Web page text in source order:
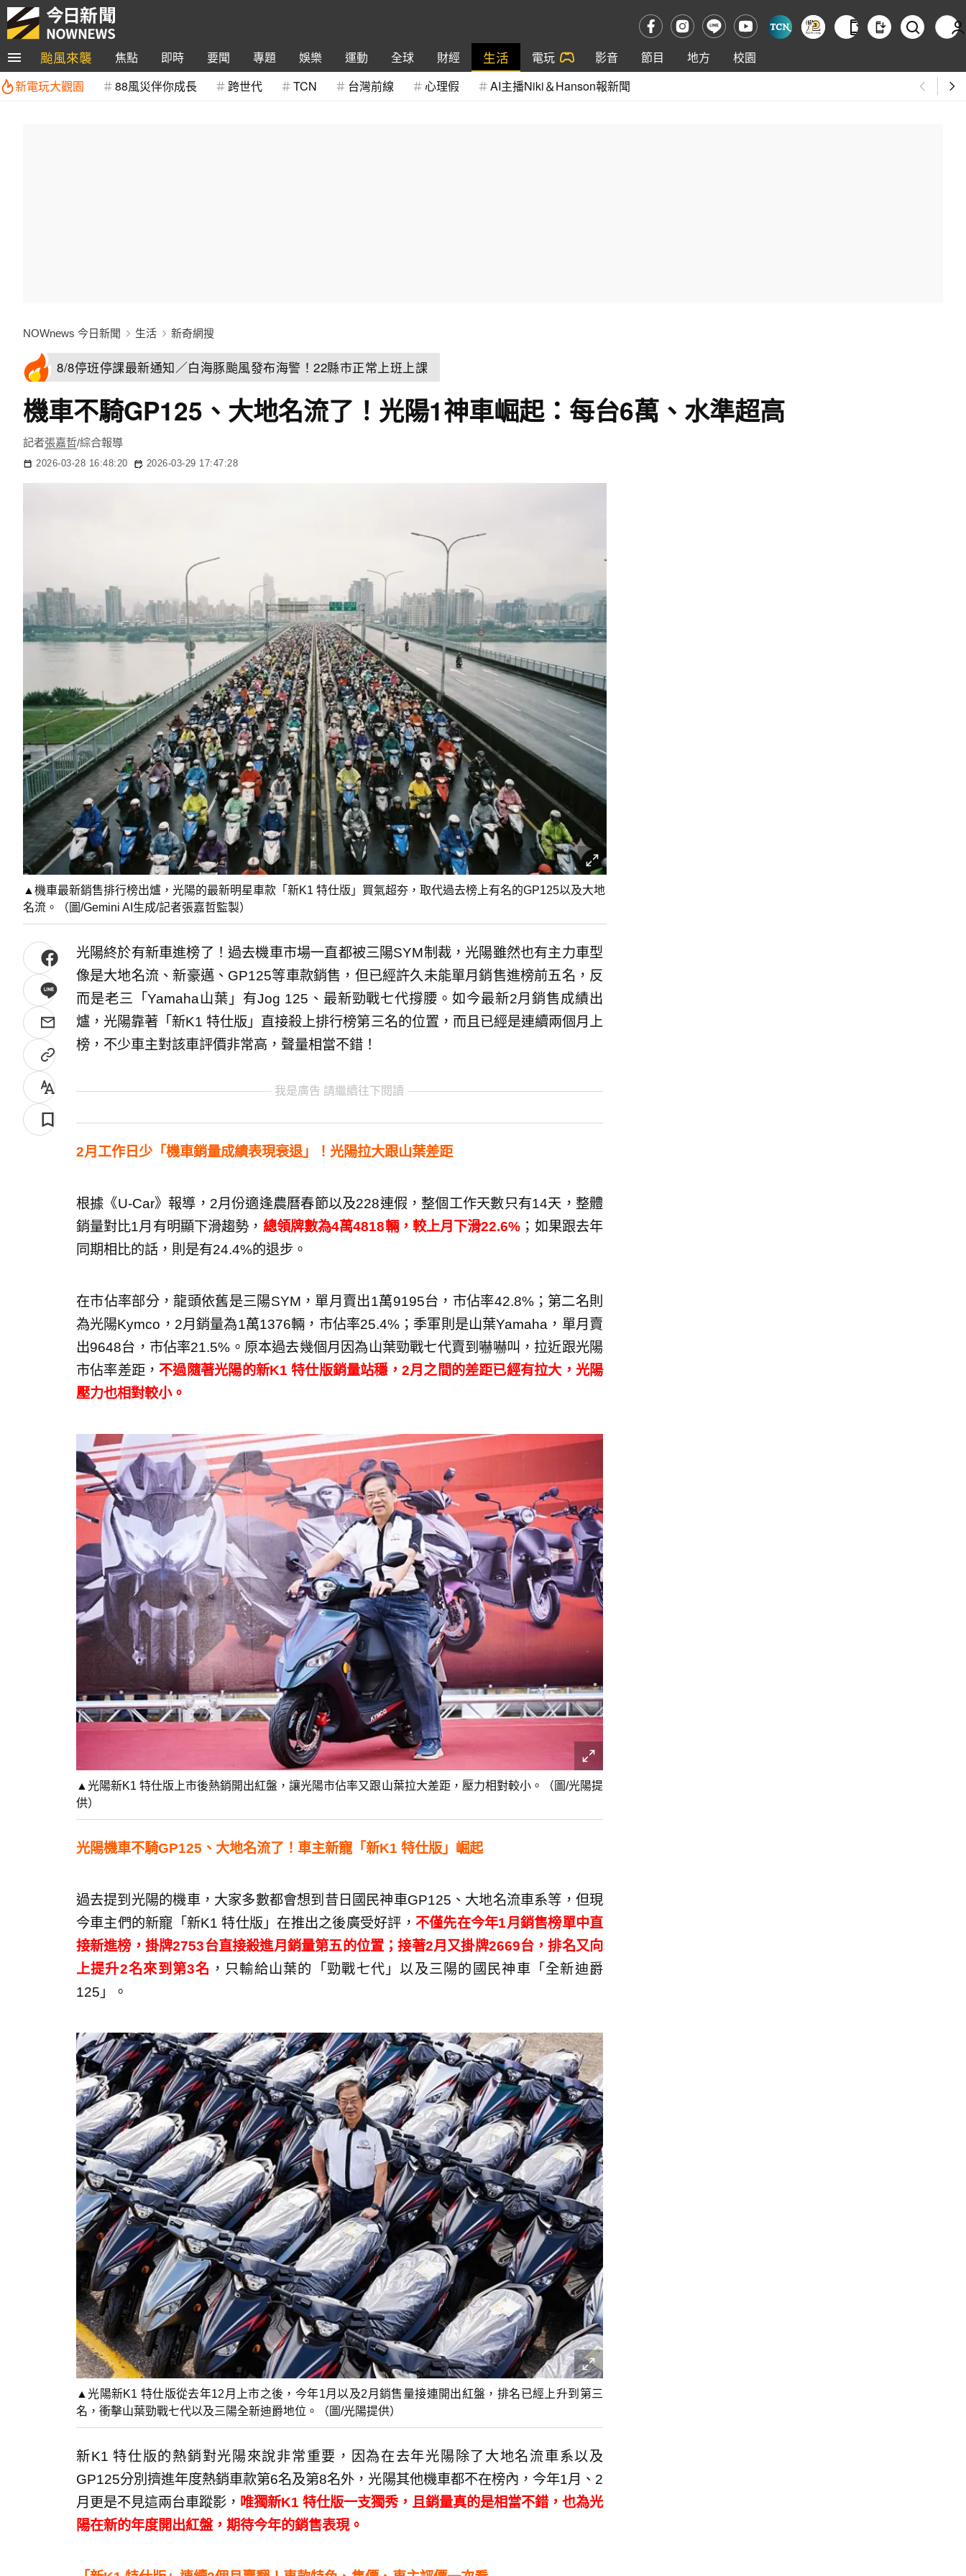
颱風來襲 焦點 即時 要聞 專題 娛樂 運動 全球 財經 生活 電玩 影音 節目 地方
校園
新電玩大觀園
88風災伴你成長 跨世代 TCN 台灣前線 心理假 AI主播Niki＆Hanson報新聞
NOWnews 今日新聞 生活 新奇網搜
8/8停班停課最新通知／白海豚颱風發布海警！22縣市正常上班上課
機車不騎GP125、大地名流了！光陽1神車崛起：每台6萬、水準超高
記者張嘉哲/綜合報導
2026-03-28 16:48:20 2026-03-29 17:47:28
▲機車最新銷售排行榜出爐，光陽的最新明星車款「新K1 特仕版」買氣超夯，取代過去榜上有名的GP125以及大地
名流。（圖/Gemini AI生成/記者張嘉哲監製）
光陽終於有新車進榜了！過去機車市場一直都被三陽SYM制裁，光陽雖然也有主力車型
像是大地名流、新豪邁、GP125等車款銷售，但已經許久未能單月銷售進榜前五名，反
而是老三「Yamaha山葉」有Jog 125、最新勁戰七代撐腰。如今最新2月銷售成績出
爐，光陽靠著「新K1 特仕版」直接殺上排行榜第三名的位置，而且已經是連續兩個月上
榜，不少車主對該車評價非常高，聲量相當不錯！
我是廣告 請繼續往下閱讀
2月工作日少「機車銷量成績表現衰退」！光陽拉大跟山葉差距
根據《U-Car》報導，2月份適逢農曆春節以及228連假，整個工作天數只有14天，整體
銷量對比1月有明顯下滑趨勢， 總領牌數為4萬4818輛，較上月下滑22.6% ；如果跟去年
同期相比的話，則是有24.4%的退步。
在市佔率部分，龍頭依舊是三陽SYM，單月賣出1萬9195台，市佔率42.8%；第二名則
為光陽Kymco，2月銷量為1萬1376輛，市佔率25.4%；季軍則是山葉Yamaha，單月賣
出9648台，市佔率21.5%。原本過去幾個月因為山葉勁戰七代賣到嚇嚇叫，拉近跟光陽
市佔率差距，不過隨著光陽的新K1 特仕版銷量站穩，2月之間的差距已經有拉大，光陽
壓力也相對較小。
▲光陽新K1 特仕版上市後熱銷開出紅盤，讓光陽市佔率又跟山葉拉大差距，壓力相對較小。（圖/光陽提
供）
光陽機車不騎GP125、大地名流了！車主新寵「新K1 特仕版」崛起
過去提到光陽的機車，大家多數都會想到昔日國民神車GP125、大地名流車系等，但現
今車主們的新寵「新K1 特仕版」在推出之後廣受好評， 不僅先在今年1月銷售榜單中直
接新進榜，掛牌2753台直接殺進月銷量第五的位置；接著2月又掛牌2669台，排名又向
上提升2名來到第3名 ，只輸給山葉的「勁戰七代」以及三陽的國民神車「全新迪爵
125」。
▲光陽新K1 特仕版從去年12月上市之後，今年1月以及2月銷售量接連開出紅盤，排名已經上升到第三
名，衝擊山葉勁戰七代以及三陽全新迪爵地位。（圖/光陽提供）
新K1 特仕版的熱銷對光陽來說非常重要，因為在去年光陽除了大地名流車系以及
GP125分別擠進年度熱銷車款第6名及第8名外，光陽其他機車都不在榜內，今年1月、2
月更是不見這兩台車蹤影， 唯獨新K1 特仕版一支獨秀，且銷量真的是相當不錯，也為光
陽在新的年度開出紅盤，期待今年的銷售表現。